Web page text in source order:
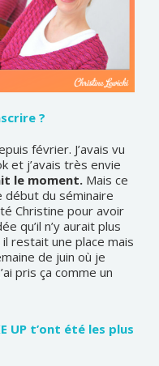
?
février. J’avais vu
et j’avais très envie
le moment. Mais ce
début du séminaire
Christine pour avoir
qu’il n’y aurait plus
restait une place mais
de juin où je
pris ça comme un
UP t’ont été les plus